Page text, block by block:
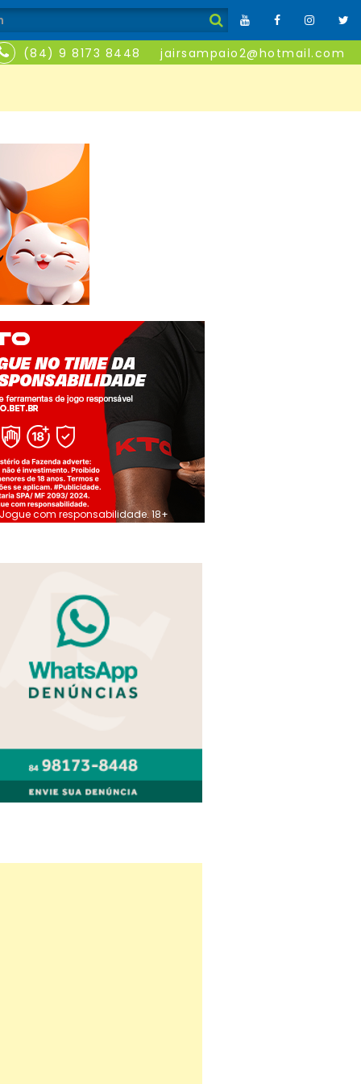
(84) 9 8173 8448 jairsampaio2@hotmail.com
Jogue com responsabilidade. 18+